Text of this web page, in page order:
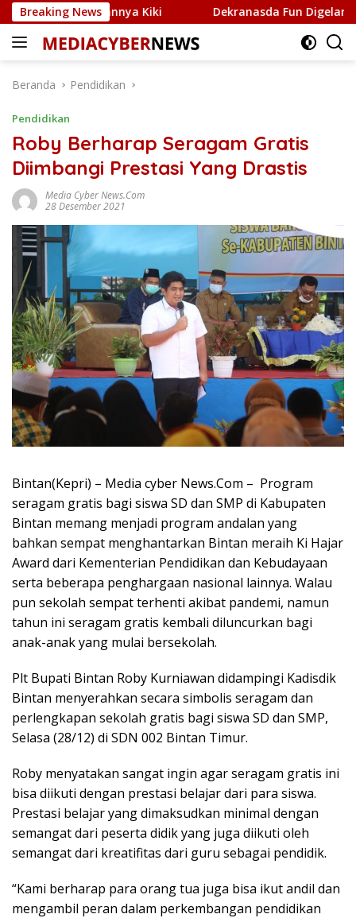
Langsung
ke
konten
Breaking News
Jaringannya Kiki Dekranasda Fun Digelar di
Beranda Pendidikan
Pendidikan
Roby Berharap Seragam Gratis
Diimbangi Prestasi Yang Drastis
Media Cyber News.Com
28 Desember 2021
Bintan(Kepri) – Media cyber News.Com – Program
seragam gratis bagi siswa SD dan SMP di Kabupaten
Bintan memang menjadi program andalan yang
bahkan sempat menghantarkan Bintan meraih Ki Hajar
Award dari Kementerian Pendidikan dan Kebudayaan
serta beberapa penghargaan nasional lainnya. Walau
pun sekolah sempat terhenti akibat pandemi, namun
tahun ini seragam gratis kembali diluncurkan bagi
anak-anak yang mulai bersekolah.
Plt Bupati Bintan Roby Kurniawan didampingi Kadisdik
Bintan menyerahkan secara simbolis seragam dan
perlengkapan sekolah gratis bagi siswa SD dan SMP,
Selasa (28/12) di SDN 002 Bintan Timur.
Roby menyatakan sangat ingin agar seragam gratis ini
bisa diikuti dengan prestasi belajar dari para siswa.
Prestasi belajar yang dimaksudkan minimal dengan
semangat dari peserta didik yang juga diikuti oleh
semangat dari kreatifitas dari guru sebagai pendidik.
“Kami berharap para orang tua juga bisa ikut andil dan
mengambil peran dalam perkembangan pendidikan